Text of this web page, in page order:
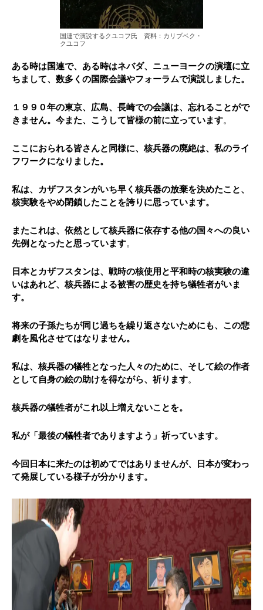
国連で演説するクユコフ氏 資料：カリプベク・
クユコフ
ある時は国連で、ある時はネバダ、ニューヨークの演壇に立
ちまして、数多くの国際会議やフォーラムで演説しました。
１９９０年の東京、広島、長崎での会議は、忘れることがで
きません。今また、こうして皆様の前に立っています。
ここにおられる皆さんと同様に、核兵器の廃絶は、私のライ
フワークになりました。
私は、カザフスタンがいち早く核兵器の放棄を決めたこと、
核実験をやめ閉鎖したことを誇りに思っています。
またこれは、依然として核兵器に依存する他の国々への良い
先例となったと思っています。
日本とカザフスタンは、戦時の核使用と平和時の核実験の違
いはあれど、核兵器による被害の歴史を持ち犠牲者がいま
す。
将来の子孫たちが同じ過ちを繰り返さないためにも、この悲
劇を風化させてはなりません。
私は、核兵器の犠牲となった人々のために、そして絵の作者
として自身の絵の助けを得ながら、祈ります。
核兵器の犠牲者がこれ以上増えないことを。
私が「最後の犠牲者でありますよう」祈っています。
今回日本に来たのは初めてではありませんが、日本が変わっ
て発展している様子が分かります。